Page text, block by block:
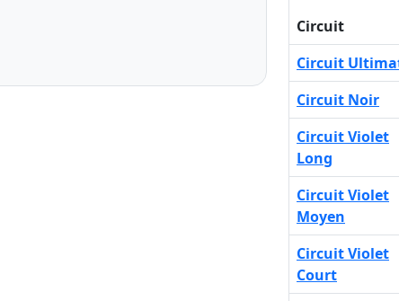
Circuit
Circuit
Circuit Noir
Circuit Violet
Long
Circuit Violet
Moyen
Circuit Violet
Court